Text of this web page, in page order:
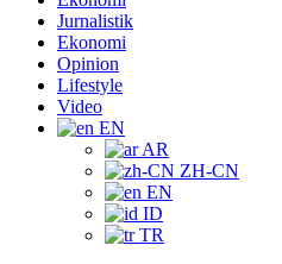
Jurnalistik
Ekonomi
Opinion
Lifestyle
Video
EN
AR
ZH-CN
EN
ID
TR